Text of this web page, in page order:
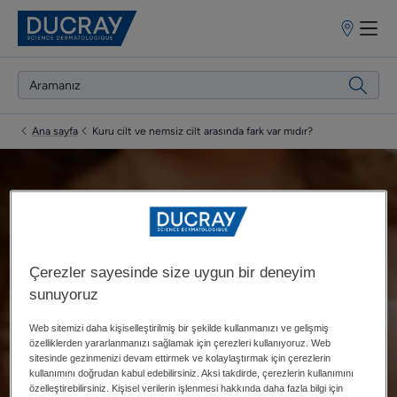
Satış
Ana sayfa Kuru cilt ve nemsiz cilt arasında fark var mıdır?
Kuru cilt ve nemsiz cilt
arasında fark var mıdır?
Güncellenme tarihi15.01.2024, onaylayanDUCRAY tıbbi
uzmanlarımız.
Çerezler sayesinde size uygun bir deneyim
sunuyoruz
Web sitemizi daha kişiselleştirilmiş bir şekilde kullanmanızı ve gelişmiş
özelliklerden yararlanmanızı sağlamak için çerezleri kullanıyoruz. Web
sitesinde gezinmenizi devam ettirmek ve kolaylaştırmak için çerezlerin
kullanımını doğrudan kabul edebilirsiniz. Aksi takdirde, çerezlerin kullanımını
özelleştirebilirsiniz. Kişisel verilerin işlenmesi hakkında daha fazla bilgi için